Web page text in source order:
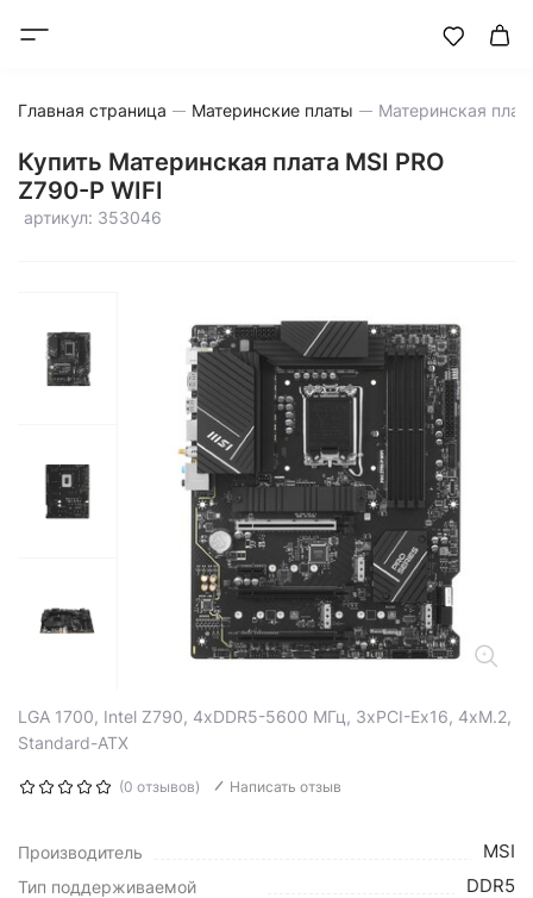
Главная страница Материнские платы
Купить Материнская плата MSI PRO
Z790-P WIFI
артикул: 353046
LGA 1700, Intel Z790, 4xDDR5-5600 МГц, 3xPCI-Ex16, 4xM.2,
Standard-ATX
(0 отзывов) Написать отзыв
Производитель MSI
Тип поддерживаемой
DDR5